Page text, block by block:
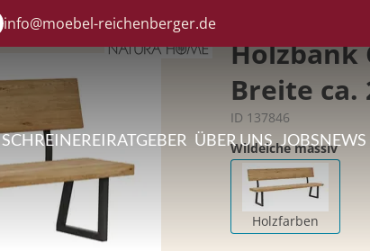
info@moebel-reichenberger.de
SCHREINEREIRATGEBER ÜBER UNS JOBSNEWS
Holzbank
Breite ca.
ID 137846
Wildeiche massiv
Holzfarben